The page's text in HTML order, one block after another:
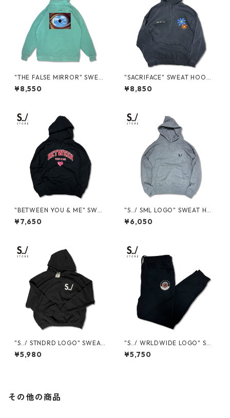
"THE FALSE MIRROR" SWEA
T HOODIE
¥8,550
"SACRIFACE" SWEAT HOODI
E
¥8,850
"BETWEEN YOU & ME" SWEA
T HOODIE
¥7,650
"S../ SML LOGO" SWEAT HO
ODIE
¥6,050
"S../ STNDRD LOGO" SWEAT
HOODIE
¥5,980
"S../ WRLDWIDE LOGO" SW
EAT PANTS
¥5,750
その他の商品